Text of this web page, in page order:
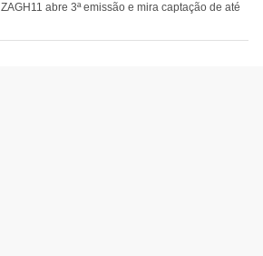
ZAGH11 abre 3ª emissão e mira captação de até